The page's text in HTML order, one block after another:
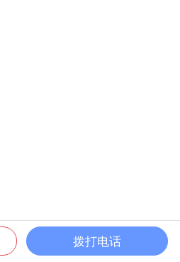
新闻资讯 关于鑫华良
拨打电话